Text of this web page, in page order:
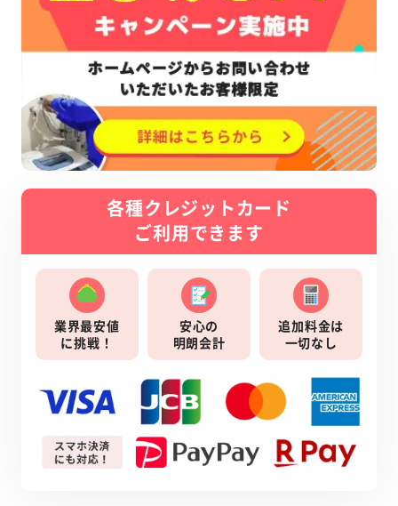
各種クレジットカード
ご利用できます
業界最安値
に挑戦！
安心の
明朗会計
追加料金は
一切なし